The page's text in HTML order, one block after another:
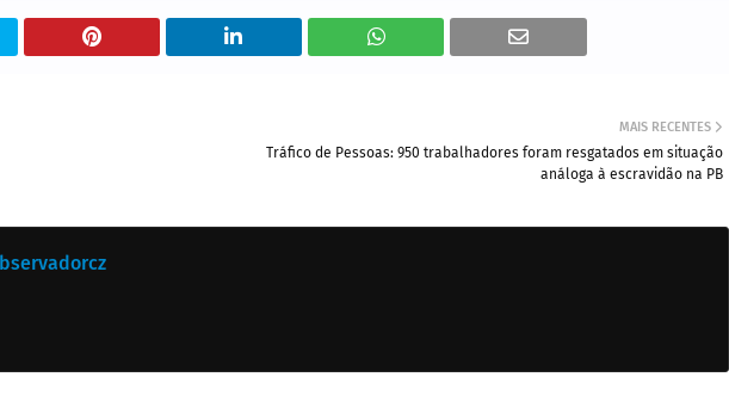
MAIS RECENTES
Tráfico de Pessoas: 950 trabalhadores foram resgatados em situação
análoga à escravidão na PB